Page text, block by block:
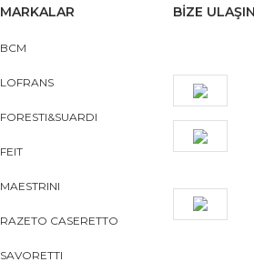
MARKALAR
BCM
LOFRANS
FORESTI&SUARDI
FEIT
MAESTRINI
RAZETO CASERETTO
SAVORETTI
BİZE ULAŞIN